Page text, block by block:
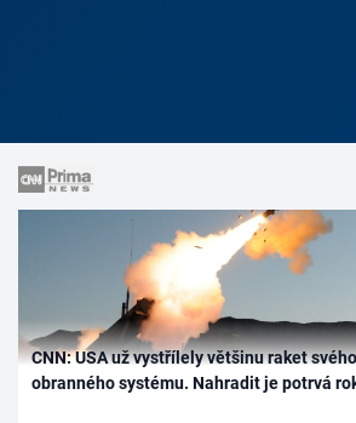
CNN: USA už vystřílely většinu raket
obranného systému. Nahradit je potrvá